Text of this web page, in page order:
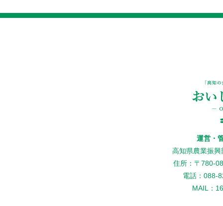
運営・
高知県農業振
住所：〒780-
電話：088-
MAIL：